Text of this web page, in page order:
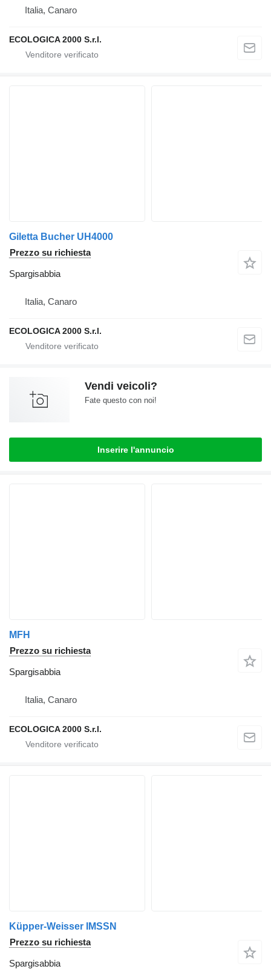
Italia, Canaro
ECOLOGICA 2000 S.r.l.
Giletta Bucher UH4000
Prezzo su richiesta
Spargisabbia
Italia, Canaro
ECOLOGICA 2000 S.r.l.
Vendi veicoli?
Fate questo con noi!
Inserire l'annuncio
MFH
Prezzo su richiesta
Spargisabbia
Italia, Canaro
ECOLOGICA 2000 S.r.l.
Küpper-Weisser IMSSN
Prezzo su richiesta
Spargisabbia